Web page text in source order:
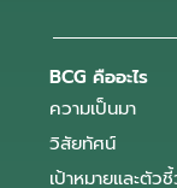
BCG คืออะไร
ความเป็นมา
วิสัยทัศน์
เป้าหมายและตัว